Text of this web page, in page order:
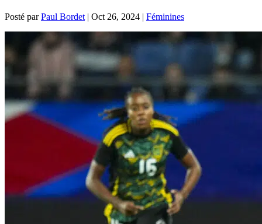
Posté parPaul Bordet | Oct 26, 2024 | Féminines